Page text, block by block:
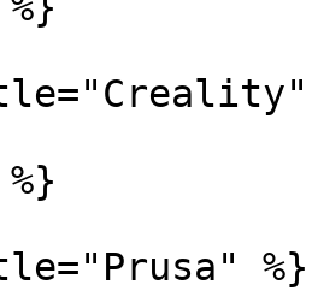
%}